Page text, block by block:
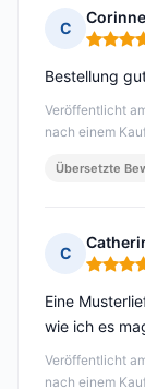
C
Veröffentlicht
nach einem
Bestellung
Übersetzte
C
Veröffentlicht
nach einem
Eine
wie ich es